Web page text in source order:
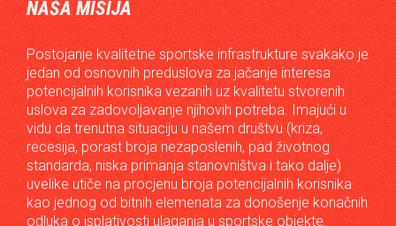
NAŠA MISIJA
Postojanje kvalitetne sportske infrastrukture svakako je
jedan od osnovnih preduslova za jačanje interesa
potencijalnih korisnika vezanih uz kvalitetu stvorenih
uslova za zadovoljavanje njihovih potreba. Imajući u
vidu da trenutna situaciju u našem društvu (kriza,
recesija, porast broja nezaposlenih, pad životnog
standarda, niska primanja stanovništva i tako dalje)
uvelike utiče na procjenu broja potencijalnih korisnika
kao jednog od bitnih elemenata za donošenje konačnih
odluka o isplativosti ulaganja u sportske objekte.